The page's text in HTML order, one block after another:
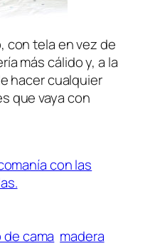
con tela en vez de
más cálido y, a la
hacer cualquier
que vaya con
con las
cama madera